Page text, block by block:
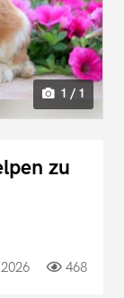
1 / 1
zu
468